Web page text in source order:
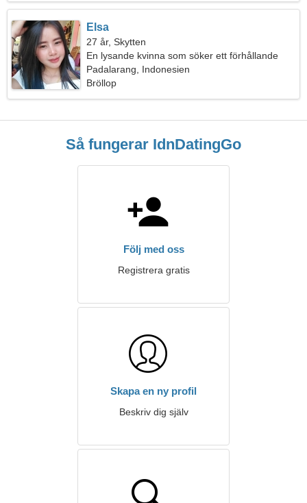
Elsa
27 år, Skytten
En lysande kvinna som söker ett förhållande
Padalarang, Indonesien
Bröllop
Så fungerar IdnDatingGo
Följ med oss
Registrera gratis
Skapa en ny profil
Beskriv dig själv